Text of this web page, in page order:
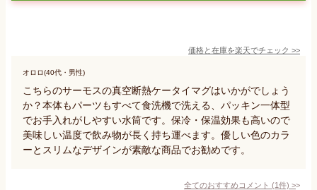
価格と在庫を楽天でチェック >>
オロロ(40代・男性)
こちらのサーモスの真空断熱ケータイマグはいかがでしょう
か？本体もパーツもすべて食洗機で洗える、パッキン一体型
でお手入れがしやすい水筒です。保冷・保温効果も高いので
美味しい温度で飲み物が長く持ち運べます。優しい色のカラ
ーとスリムなデザインが素敵な商品でお勧めです。
全てのおすすめコメント (1件) >